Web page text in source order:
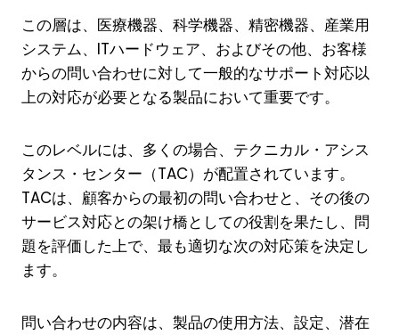
この層は、医療機器、科学機器、精密機器、産業用
システム、ITハードウェア、およびその他、お客様
からの問い合わせに対して一般的なサポート対応以
上の対応が必要となる製品において重要です。
このレベルには、多くの場合、テクニカル・アシス
タンス・センター（TAC）が配置されています。
TACは、顧客からの最初の問い合わせと、その後の
サービス対応との架け橋としての役割を果たし、問
題を評価した上で、最も適切な次の対応策を決定し
ます。
問い合わせの内容は、製品の使用方法、設定、潜在